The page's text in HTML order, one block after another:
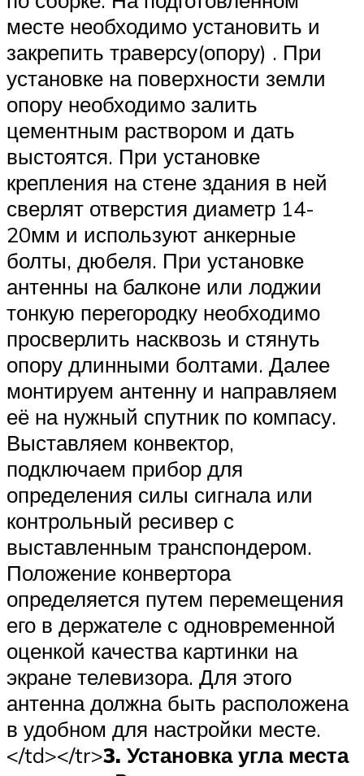
месте необходимо установить и
закрепить траверсу(опору) . При
установке на поверхности земли
опору необходимо залить
цементным раствором и дать
выстоятся. При установке
крепления на стене здания в ней
сверлят отверстия диаметр 14-
20мм и используют анкерные
болты, дюбеля. При установке
антенны на балконе или лоджии
тонкую перегородку необходимо
просверлить насквозь и стянуть
опору длинными болтами. Далее
монтируем антенну и направляем
её на нужный спутник по компасу.
Выставляем конвектор,
подключаем прибор для
определения силы сигнала или
контрольный ресивер с
выставленным транспондером.
Положение конвертора
определяется путем перемещения
его в держателе с одновременной
оценкой качества картинки на
экране телевизора. Для этого
антенна должна быть расположена
в удобном для настройки месте.
</td></tr>3. Установка угла места